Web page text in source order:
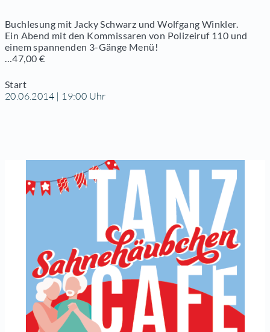
Buchlesung mit Jacky Schwarz und Wolfgang Winkler.
Ein Abend mit den Kommissaren von Polizeiruf 110 und
einem spannenden 3-Gänge Menü!
…47,00 €
Start
20.06.2014 | 19:00 Uhr